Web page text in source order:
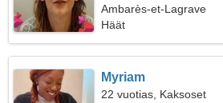
Ambarès-et-Lagrave
Häät
Myriam
22 vuotias, Kaksoset